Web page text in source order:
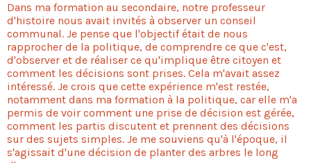
Dans ma formation au secondaire, notre professeur
d'histoire nous avait invités à observer un conseil
communal. Je pense que l'objectif était de nous
rapprocher de la politique, de comprendre ce que c'est,
d'observer et de réaliser ce qu'implique être citoyen et
comment les décisions sont prises. Cela m'avait assez
intéressé. Je crois que cette expérience m'est restée,
notamment dans ma formation à la politique, car elle m'a
permis de voir comment une prise de décision est gérée,
comment les partis discutent et prennent des décisions
sur des sujets simples. Je me souviens qu'à l'époque, il
s'agissait d'une décision de planter des arbres le long